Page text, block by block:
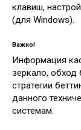
клавиш,
(для Windows).
Важно!
Информация
зеркало, обход
стратегии
данного
системам.